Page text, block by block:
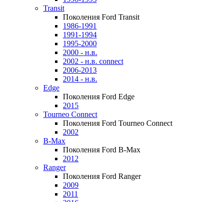
Transit
Поколения Ford Transit
1986-1991
1991-1994
1995-2000
2000 - н.в.
2002 - н.в. connect
2006-2013
2014 - н.в.
Edge
Поколения Ford Edge
2015
Tourneo Connect
Поколения Ford Tourneo Connect
2002
B-Max
Поколения Ford B-Max
2012
Ranger
Поколения Ford Ranger
2009
2011